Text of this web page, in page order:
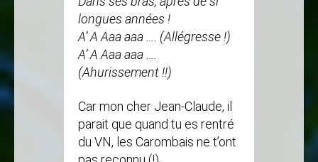
longues années !
A’ A Aaa aaa …. (Allégresse !)
A’ A Aaa aaa ….
(Ahurissement !!)
Car mon cher Jean-Claude, il
parait que quand tu es rentré
du VN, les Carombais ne t’ont